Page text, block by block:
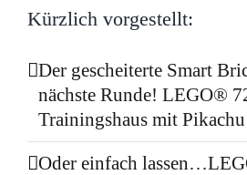
Kürzlich vorgestellt:
Der gescheiterte Smart
nächste Runde! LEGO®
Trainingshaus mit Pikachu
Oder einfach